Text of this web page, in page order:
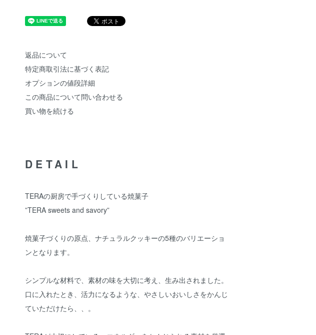
返品について
特定商取引法に基づく表記
オプションの値段詳細
この商品について問い合わせる
買い物を続ける
DETAIL
TERAの厨房で手づくりしている焼菓子
”TERA sweets and savory”
焼菓子づくりの原点、ナチュラルクッキーの5種のバリエーショ
ンとなります。
シンプルな材料で、素材の味を大切に考え、生み出されました。
口に入れたとき、活力になるような、やさしいおいしさをかんじ
ていただけたら、、。